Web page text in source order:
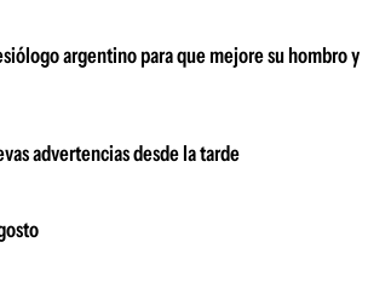
argentino para que mejore su hombro y
advertencias desde la tarde